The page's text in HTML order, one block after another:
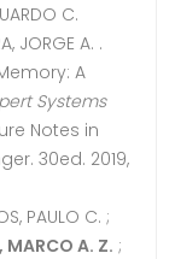
C.
JORGE A. .
A
Systems
Notes in
30ed. 2019,
PAULO C. ;
MARCO A. Z. ;